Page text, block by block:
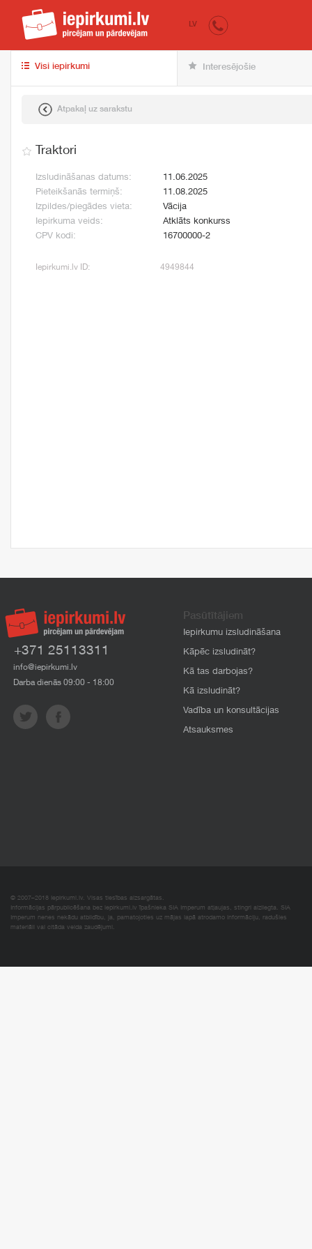
iepirkumi.lv
LV
Visi iepirkumi Interesējošie
Atpakaļ uz sarakstu
Traktori
Izsludināšanas datums:
11.06.2025
Pieteikšanās termiņš:
11.08.2025
Izpildes/piegādes vieta:
Vācija
Iepirkuma veids:
Atklāts konkurss
CPV kodi:
16700000-2
Iepirkumi.lv ID: 4949844
+371 25113311
info@iepirkumi.lv
Darba dienās 09:00 - 18:00
Pasūtītājiem
Iepirkumu izsludināšana
Kāpēc izsludināt?
Kā tas darbojas?
Kā izsludināt?
Vadība un konsultācijas
Atsauksmes
© 2007–2018 Iepirkumi.lv. Visas tiesības aizsargātas.
Informācijas pārpublicēšana bez iepirkumi.lv īpašnieka SIA Imperum atļaujas, stingri aizliegta. SIA
Imperum nenes nekādu atbildību, ja, pamatojoties uz mājas lapā atrodamo informāciju, radušies
materiāli vai citāda veida zaudējumi.